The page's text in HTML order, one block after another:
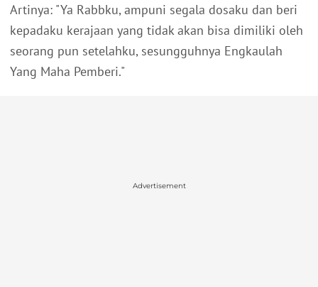
Artinya: "Ya Rabbku, ampuni segala dosaku dan beri
kepadaku kerajaan yang tidak akan bisa dimiliki oleh
seorang pun setelahku, sesungguhnya Engkaulah
Yang Maha Pemberi."
Advertisement